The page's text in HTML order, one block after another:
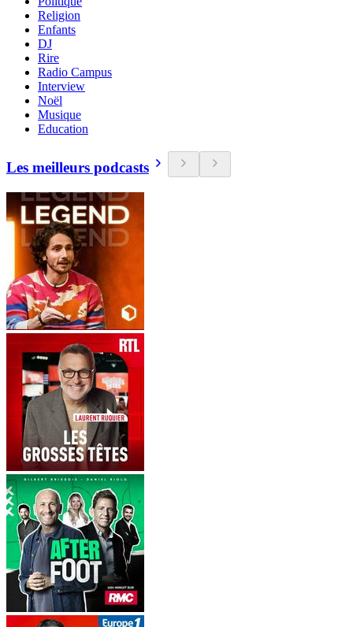
Religion
Enfants
DJ
Rire
Radio Campus
Interview
Noël
Musique
Education
Les meilleurs podcasts